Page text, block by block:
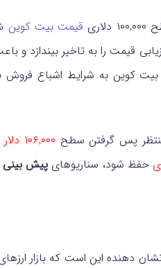
قیمت بیت کوین
قیمت را به تاخیر بیندازد
کوین به شرایط اشباع فروش
پس گرفتن سطح ۱۰۶,۰۰۰ دلار
حفظ شود، سناریوهایپیش
دهنده این است که بازار